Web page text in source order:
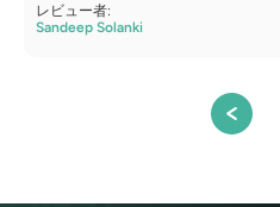
レビュー者:
Sandeep Solanki